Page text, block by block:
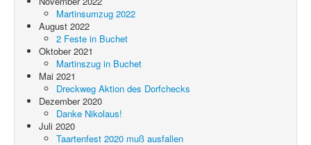
Martinsumzug 2022
August 2022
2 Feste in Buchet
Oktober 2021
Martinszug in Buchet
Mai 2021
Dreckweg Aktion des Dorfchecks
Dezember 2020
Danke Nikolaus!
Juli 2020
Taartenfest 2020 muß ausfallen